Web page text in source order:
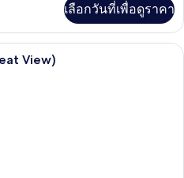
เลือกวันที่เพื่อดูราคา
ห้องพัก, เตียงคิงไซส์ 1 เตียง (Great
View)